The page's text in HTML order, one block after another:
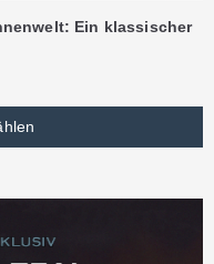
Ein klassischer